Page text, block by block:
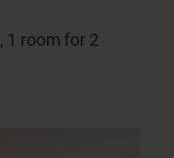
1 room for 2